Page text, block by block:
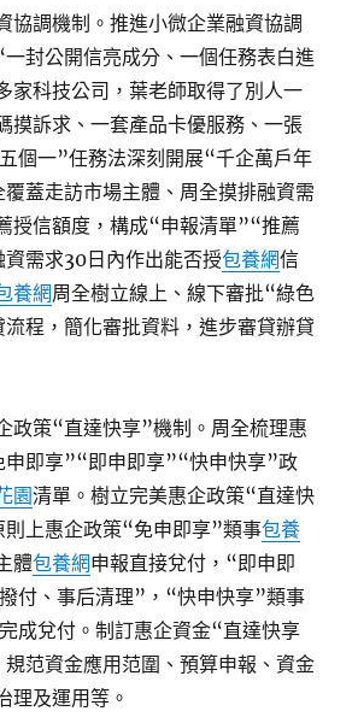
協調機制。推進小微企業融資協調
封公開信亮成分、一個任務表白進
家科技公司，葉老師取得了別人一
摸訴求、一套產品卡優服務、一張
個一”任務法深刻開展“千企萬戶年
蓋走訪市場主體、周全摸排融資需
授信額度，構成“申報清單”“推薦
需求30日內作出能否授包養網信
養網周全樹立線上、線下審批“綠色
程，簡化審批資料，進步審貸辦貸
政策“直達快享”機制。周全梳理惠
申即享”“即申即享”“快申快享”政
園清單。樹立完美惠企政策“直達快
上惠企政策“免申即享”類事包養
體包養網申報直接兌付，“即申即
付、事后清理”，“快申快享”類事
成兌付。制訂惠企資金“直達快享
規范資金應用范圍、預算申報、資金
理及運用等。